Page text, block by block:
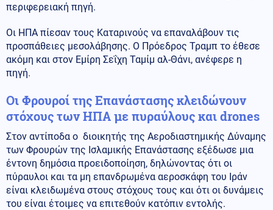
περιφερειακή πηγή.
Οι ΗΠΑ πίεσαν τους Καταρινούς να επαναλάβουν τις
προσπάθειες μεσολάβησης. Ο Πρόεδρος Τραμπ το έθεσε
ακόμη και στον Εμίρη Σεΐχη Ταμίμ αλ-Θάνι, ανέφερε η
πηγή.
Οι Φρουροί της Επανάστασης κλειδώνουν
στόχους των ΗΠΑ με πυραύλους και drones
Στον αντίποδα ο διοικητής της Αεροδιαστημικής Δύναμης
των Φρουρών της Ισλαμικής Επανάστασης εξέδωσε μια
έντονη δημόσια προειδοποίηση, δηλώνοντας ότι οι
πύραυλοι και τα μη επανδρωμένα αεροσκάφη του Ιράν
είναι κλειδωμένα στους στόχους τους και ότι οι δυνάμεις
του είναι έτοιμες να επιτεθούν κατόπιν εντολής.